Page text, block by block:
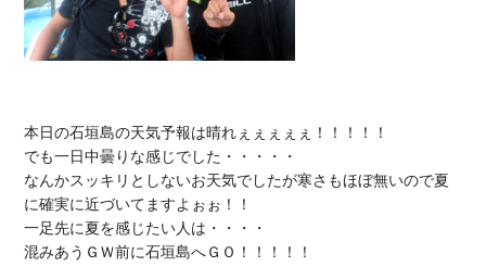
本日の石垣島の天気予報は晴れぇぇぇぇぇ！！！！！
でも一日中曇りな感じでした・・・・・
なんかスッキリとしないお天気でしたが寒さもほぼ無いので夏
に確実に近づいてますよぉぉ！！
一足先に夏を感じたい人は・・・・
混みあうＧＷ前に石垣島へＧＯ！！！！！